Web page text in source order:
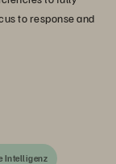
to response and
Intelligenz